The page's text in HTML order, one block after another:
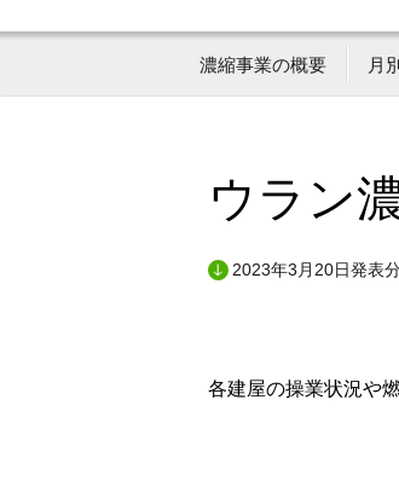
濃縮事業の概要 月
ウラン
2023年3月20日発表
各建屋の操業状況や